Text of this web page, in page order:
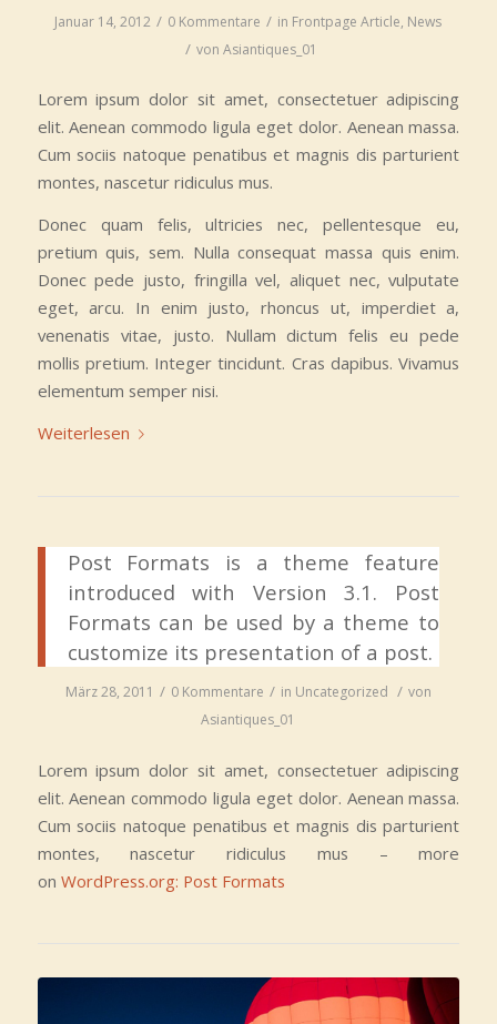
Januar 14, 2012 / 0 Kommentare / in Frontpage Article, News
/ von Asiantiques_01
Lorem ipsum dolor sit amet, consectetuer adipiscing
elit. Aenean commodo ligula eget dolor. Aenean massa.
Cum sociis natoque penatibus et magnis dis parturient
montes, nascetur ridiculus mus.
Donec quam felis, ultricies nec, pellentesque eu,
pretium quis, sem. Nulla consequat massa quis enim.
Donec pede justo, fringilla vel, aliquet nec, vulputate
eget, arcu. In enim justo, rhoncus ut, imperdiet a,
venenatis vitae, justo. Nullam dictum felis eu pede
mollis pretium. Integer tincidunt. Cras dapibus. Vivamus
elementum semper nisi.
Weiterlesen
Post Formats is a theme feature
introduced with Version 3.1. Post
Formats can be used by a theme to
customize its presentation of a post.
März 28, 2011 / 0 Kommentare / in Uncategorized / von
Asiantiques_01
Lorem ipsum dolor sit amet, consectetuer adipiscing
elit. Aenean commodo ligula eget dolor. Aenean massa.
Cum sociis natoque penatibus et magnis dis parturient
montes, nascetur ridiculus mus – more
on WordPress.org: Post Formats